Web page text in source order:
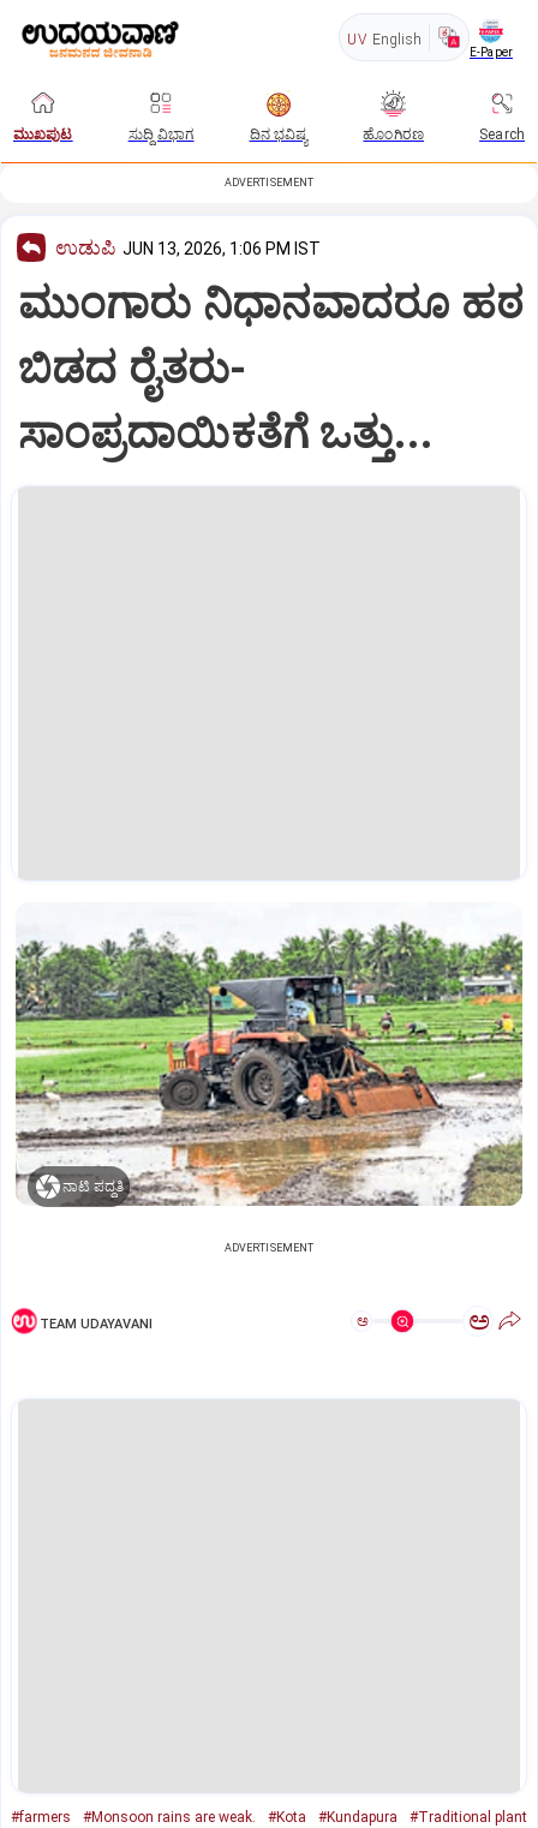
UV English
E-Paper
ಮುಖಪುಟ ಸುದ್ದಿ ವಿಭಾಗ ದಿನ ಭವಿಷ್ಯ ಹೊಂಗಿರಣ Search
ADVERTISEMENT
ಉಡುಪಿ JUN 13, 2026, 1:06 PM IST
ಮುಂಗಾರು ನಿಧಾನವಾದರೂ ಹಠ
ಬಿಡದ ರೈತರು-
ಸಾಂಪ್ರದಾಯಿಕತೆಗೆ ಒತ್ತು...
ನಾಟಿ ಪದ್ಧತಿ
ADVERTISEMENT
TEAM UDAYAVANI ಅ ಅ
#farmers #Monsoon rains are weak. #Kota #Kundapura
#Traditional plant